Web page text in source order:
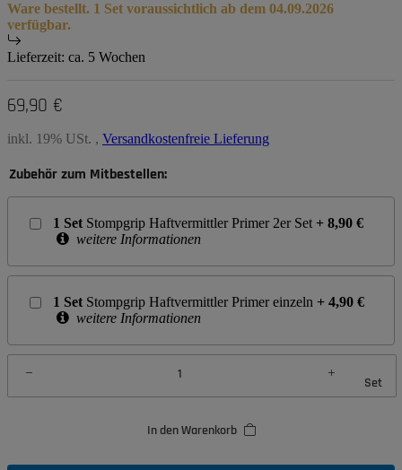
Ware bestellt. 1 Set voraussichtlich ab dem 04.09.2026
verfügbar.
Lieferzeit: ca. 5 Wochen
69,90 €
inkl. 19% USt. , Versandkostenfreie Lieferung
Zubehör zum Mitbestellen:
1 Set Stompgrip Haftvermittler Primer 2er Set + 8,90 €
weitere Informationen
1 Set Stompgrip Haftvermittler Primer einzeln + 4,90 €
weitere Informationen
Set
In den Warenkorb